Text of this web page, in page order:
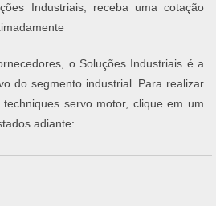
Industriais, receba uma cotação
o Soluções Industriais é a
do segmento industrial. Para realizar
servo motor, clique em um
adiante: